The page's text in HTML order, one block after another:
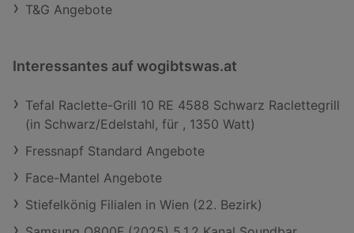
T&G Angebote
Interessantes auf wogibtswas.at
Tefal Raclette-Grill 10 RE 4588 Schwarz Raclettegrill
(in Schwarz/Edelstahl, für , 1350 Watt)
Fressnapf Standard Angebote
Face-Mantel Angebote
Stiefelkönig Filialen in Wien (22. Bezirk)